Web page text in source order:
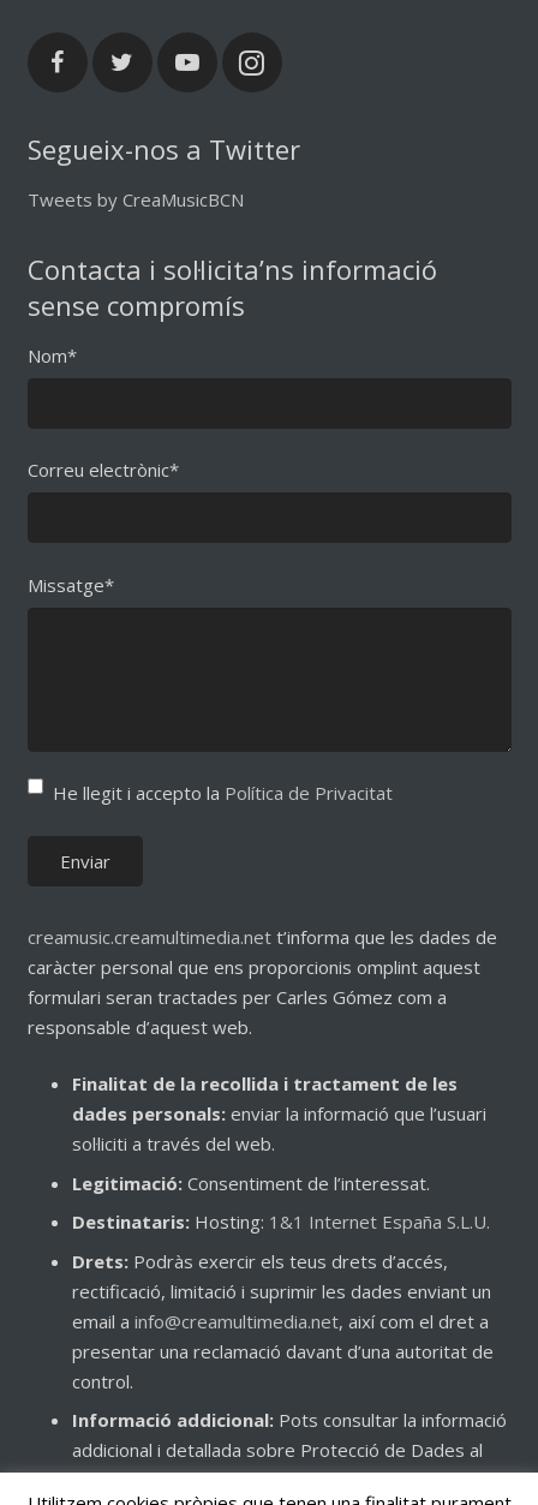
Segueix-nos a Twitter
Tweets by CreaMusicBCN
Contacta i sol·licita’ns informació
sense compromís
Nom*
Correu electrònic*
Missatge*
He llegit i accepto la Política de Privacitat
creamusic.creamultimedia.nett’informa que les dades de
caràcter personal que ens proporcionis omplint aquest
formulari seran tractades per Carles Gómez com a
responsable d’aquest web.
Finalitat de la recollida i tractament de les
dades personals: enviar la informació que l’usuari
sol·liciti a través del web.
Legitimació: Consentiment de l’interessat.
Destinataris: Hosting: 1&1 Internet España S.L.U.
Drets: Podràs exercir els teus drets d’accés,
rectificació, limitació i suprimir les dades enviant un
email a info@creamultimedia.net, així com el dret a
presentar una reclamació davant d’una autoritat de
control.
Informació addicional: Pots consultar la informació
addicional i detallada sobre Protecció de Dades al
nostre webcreamusic.creamultimedia.net, així com